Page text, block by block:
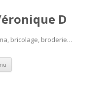
D
bricolage, broderie…
Aller
contenu